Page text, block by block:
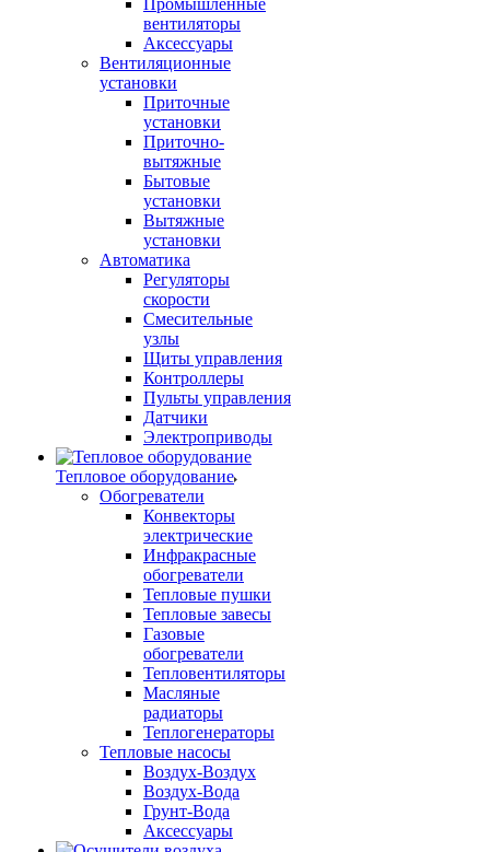
Промышленные
вентиляторы
Аксессуары
Вентиляционные
установки
Приточные
установки
Приточно-
вытяжные
Бытовые
установки
Вытяжные
установки
Автоматика
Регуляторы
скорости
Смесительные
узлы
Щиты управления
Контроллеры
Пульты управления
Датчики
Электроприводы
Тепловое оборудование
Обогреватели
Конвекторы
электрические
Инфракрасные
обогреватели
Тепловые пушки
Тепловые завесы
Газовые
обогреватели
Тепловентиляторы
Масляные
радиаторы
Теплогенераторы
Тепловые насосы
Воздух-Воздух
Воздух-Вода
Грунт-Вода
Аксессуары